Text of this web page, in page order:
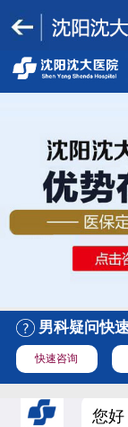
男科疑问快
快速咨询
您